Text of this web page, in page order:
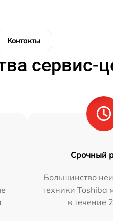
Контакты
сервис-
Срочный
Большинство
техники Toshiba
в течение